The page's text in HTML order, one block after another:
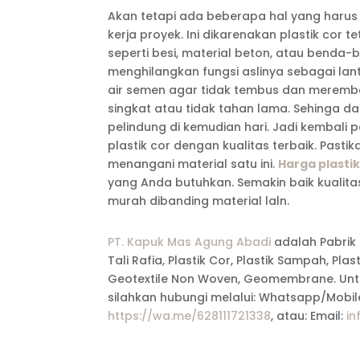
Akan tetapi ada beberapa hal yang
kerja proyek. Ini dikarenakan plastik cor
seperti besi, material beton, atau benda-
menghilangkan fungsi aslinya sebagai
air semen agar tidak tembus dan
singkat atau tidak tahan lama. Sehinga
pelindung di kemudian hari. Jadi kembali
plastik cor dengan kualitas terbaik.
menangani material satu ini. Harga
yang Anda butuhkan. Semakin baik
murah dibanding material laln.
PT. Kapuk Mas Agung Abadi adalah
Tali Rafia, Plastik Cor, Plastik Sampah,
Geotextile Non Woven, Geomembrane.
silahkan hubungi melalui: Whatsapp/
https://wa.me/628111721338, atau: Email: